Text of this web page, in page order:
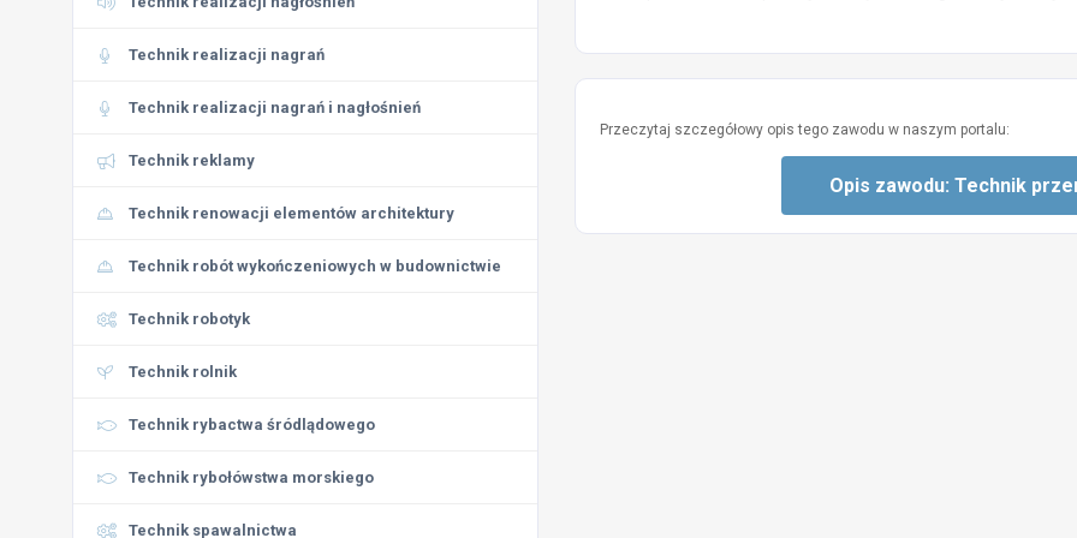
Technik realizacji nagrań
Technik realizacji nagrań i nagłośnień
Technik reklamy
Technik renowacji elementów architektury
Technik robót wykończeniowych w budownictwie
Technik robotyk
Technik rolnik
Technik rybactwa śródlądowego
Technik rybołówstwa morskiego
Technik spawalnictwa
Przeczytaj szczegółowy opis tego zawodu w naszym portalu:
Opis zawodu: Technik